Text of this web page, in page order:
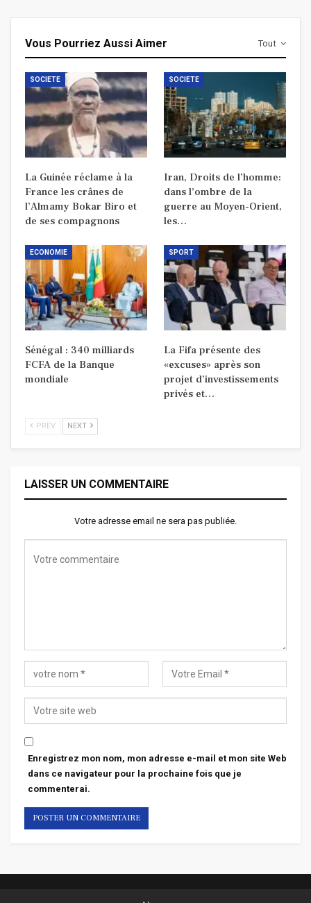
Tout
Vous Pourriez Aussi Aimer
SOCIETE
La Guinée réclame à la
France les crânes de
l’Almamy Bokar Biro et
de ses compagnons
SOCIETE
Iran, Droits de l’homme:
dans l’ombre de la
guerre au Moyen-Orient,
les…
ECONOMIE
Sénégal : 340 milliards
FCFA de la Banque
mondiale
SPORT
La Fifa présente des
«excuses» après son
projet d’investissements
privés et…
PREV NEXT
LAISSER UN COMMENTAIRE
Votre adresse email ne sera pas publiée.
Enregistrez mon nom, mon adresse e-mail et mon site Web
dans ce navigateur pour la prochaine fois que je
commenterai.